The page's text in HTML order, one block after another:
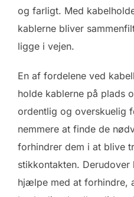
og farligt. Med
kablerne bliver
ligge i vejen.
En af fordelene ved
holde kablerne på plads
ordentlig og overskuelig
nemmere at finde de
forhindrer dem i at blive
stikkontakten.
hjælpe med at forhindre,